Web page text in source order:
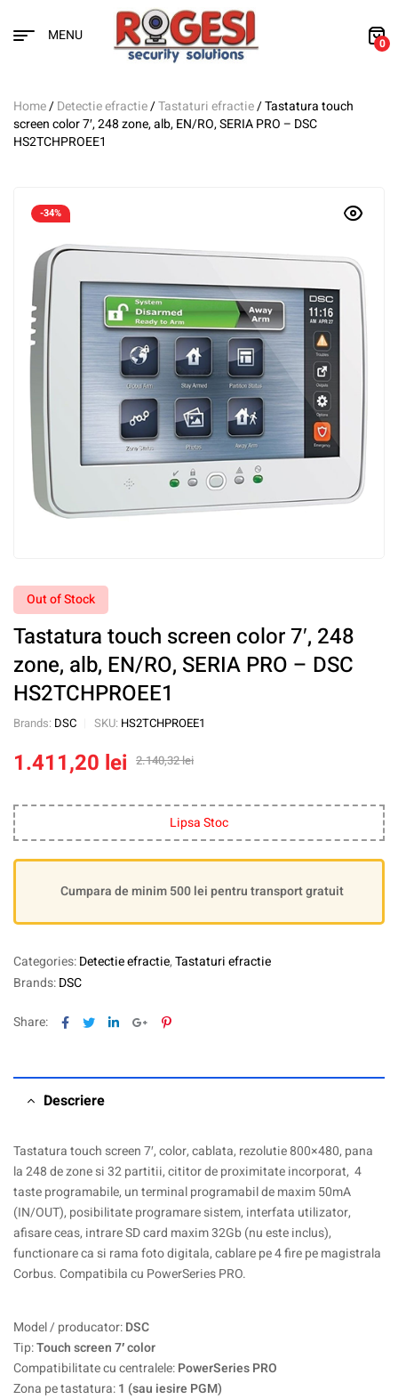
MENU 0
Home/Detectie efractie/Tastaturi efractie/ Tastatura touch
screen color 7′, 248 zone, alb, EN/RO, SERIA PRO – DSC
HS2TCHPROEE1
-34%
Out of Stock
Tastatura touch screen color 7′, 248
zone, alb, EN/RO, SERIA PRO – DSC
HS2TCHPROEE1
Brands: DSC SKU: HS2TCHPROEE1
2.140,32lei
1.411,20 lei
Lipsa Stoc
Cumpara de minim 500 lei pentru transport gratuit
Categories:Detectie efractie,Tastaturi efractie
Brands:DSC
Share: Facebook
TwitterLinkedinGoogle+Pinterest
Descriere
Tastatura touch screen 7′, color, cablata, rezolutie 800×480, pana
la 248 de zone si 32 partitii, cititor de proximitate incorporat, 4
taste programabile, un terminal programabil de maxim 50mA
(IN/OUT), posibilitate programare sistem, interfata utilizator,
afisare ceas, intrare SD card maxim 32Gb (nu este inclus),
functionare ca si rama foto digitala, cablare pe 4 fire pe magistrala
Corbus. Compatibila cu PowerSeries PRO.
Model / producator:DSC
Tip:Touch screen 7′ color
Compatibilitate cu centralele:PowerSeries PRO
Zona pe tastatura:1 (sau iesire PGM)